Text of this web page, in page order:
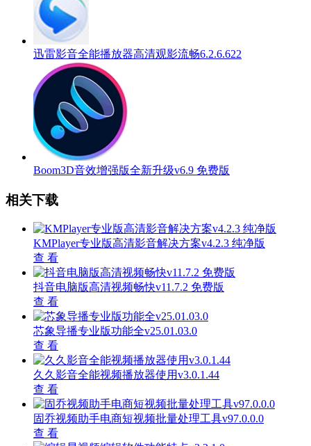
迅雷影音全能播放器高清观影流畅6.2.6.622
Boom3D音效增强版全新升级v6.9 免费版
相关下载
KMPlayer专业版高清影音解决方案v4.2.3 纯净版
查 看
抖音电脑版高清视频畅快v11.7.2 免费版
查 看
芯象导播专业版功能全v25.01.03.0
查 看
久久影音全能视频播放器使用v3.0.1.44
查 看
固乔视频助手电商短视频批量处理工具v97.0.0.0
查 看